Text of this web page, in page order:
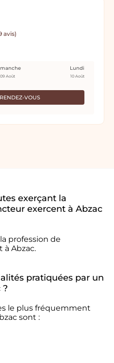
avis)
VOUS
09 Août
Lundi
10 Août
exerçant la
exercent à Abzac
profession de
Abzac.
pratiquées par un
?
le plus fréquemment
sont :